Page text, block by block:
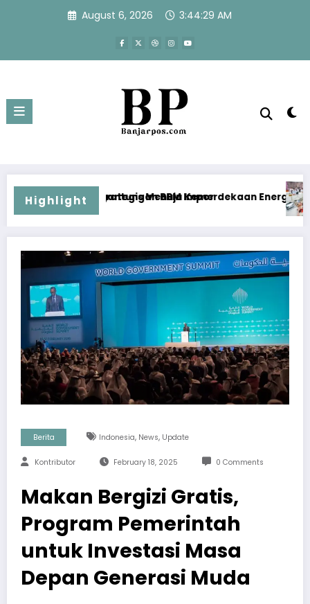
August 6, 2026 3:44:29 AM
Highlight
BBM Impor
Menuju Kemerdekaan Energi IndonesiaSekolah Rakyat
Berita Indonesia, News, Update
Kontributor February 18, 2025 0 Comments
Makan Bergizi Gratis,
Program Pemerintah
untuk Investasi Masa
Depan Generasi Muda